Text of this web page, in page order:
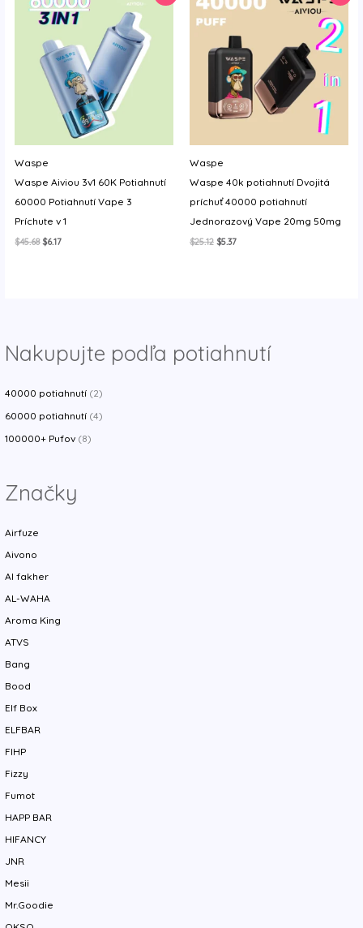
Nakupujte podľa potiahnutí
40000 potiahnutí (2)
60000 potiahnutí (4)
100000+ Pufov (8)
Značky
Airfuze
Aivono
Al fakher
AL-WAHA
Aroma King
ATVS
Bang
Bood
Elf Box
ELFBAR
FIHP
Fizzy
Fumot
HAPP BAR
HIFANCY
JNR
Mesii
Mr.Goodie
Waspe
Waspe Aiviou 3v1 60K Potiahnutí
60000 Potiahnutí Vape 3
Príchute v 1
$45.68 Original
$6.17Current
Waspe
Waspe 40k potiahnutí Dvojitá
príchuť 40000 potiahnutí
Jednorazový Vape 20mg 50mg
$25.12 Original
$5.37Current